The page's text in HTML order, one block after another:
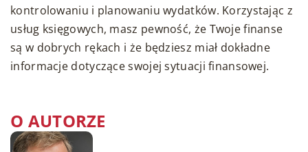
kontrolowaniu i planowaniu wydatków. Korzystając z
usług księgowych, masz pewność, że Twoje finanse
są w dobrych rękach i że będziesz miał dokładne
informacje dotyczące swojej sytuacji finansowej.
O AUTORZE